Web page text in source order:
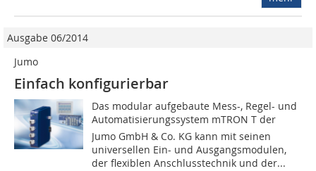
Ausgabe 06/2014
Jumo
Einfach konfigurierbar
Das modular aufgebaute Mess-, Regel- und
Automatisierungssystem mTRON T der
Jumo GmbH & Co. KG kann mit seinen
universellen Ein- und Ausgangsmodulen,
der flexiblen Anschlusstechnik und der...